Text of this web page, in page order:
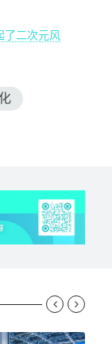
了二次元风
 